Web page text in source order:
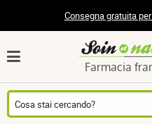
Consegna gratuita
Farmacia